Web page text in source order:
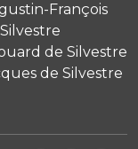
François
de Silvestre
de Silvestre